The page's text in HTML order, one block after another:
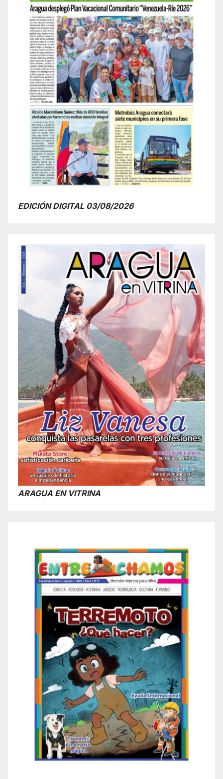
EDICIÓN DIGITAL 03/08/2026
ARAGUA EN VITRINA